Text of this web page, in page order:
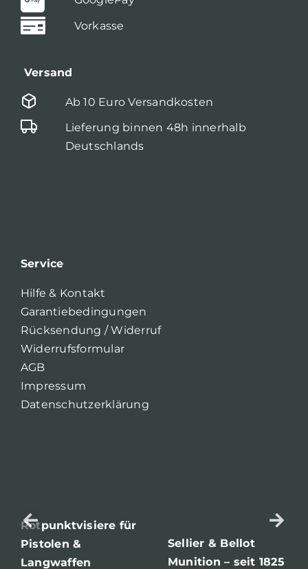
Vorkasse
Versand
Ab 10 Euro Versandkosten
Lieferung binnen 48h innerhalb
Deutschlands
Service
Hilfe & Kontakt
Garantiebedingungen
Rücksendung / Widerruf
Widerrufsformular
AGB
Impressum
Datenschutzerklärung
Rotpunktvisiere für
Pistolen &
Langwaffen
Sellier & Bellot
Munition – seit 1825